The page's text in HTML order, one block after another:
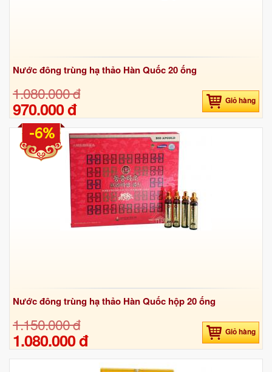
Nước đông trùng hạ thảo Hàn Quốc 20 ống
1.080.000 đ
970.000 đ Giỏ hàng
Nước đông trùng hạ thảo Hàn Quốc hộp 20 ống
1.150.000 đ
1.080.000 đ Giỏ hàng
-6%